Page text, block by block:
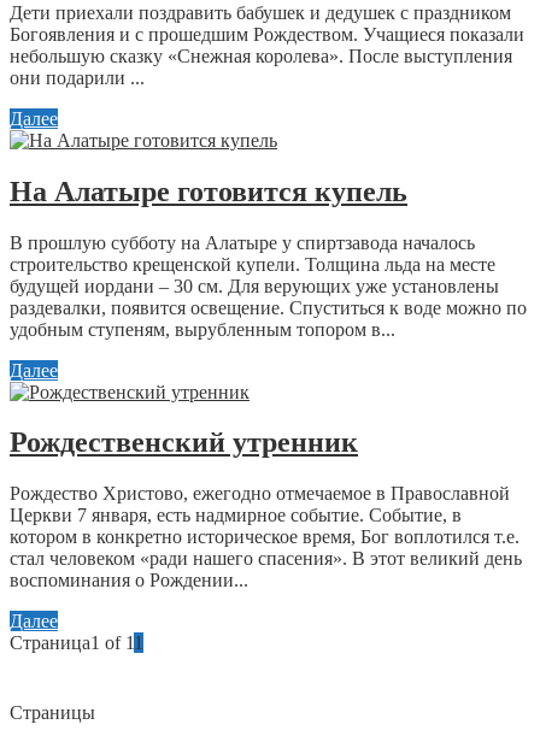
Дети приехали поздравить бабушек и дедушек с праздником
Богоявления и с прошедшим Рождеством. Учащиеся показали
небольшую сказку «Снежная королева». После выступления
они подарили ...
Далее
На Алатыре готовится купель
В прошлую субботу на Алатыре у спиртзавода началось
строительство крещенской купели. Толщина льда на месте
будущей иордани – 30 см. Для верующих уже установлены
раздевалки, появится освещение. Спуститься к воде можно по
удобным ступеням, вырубленным топором в...
Далее
Рождественский утренник
Рождество Христово, ежегодно отмечаемое в Православной
Церкви 7 января, есть надмирное событие. Событие, в
котором в конкретно историческое время, Бог воплотился т.е.
стал человеком «ради нашего спасения». В этот великий день
воспоминания о Рождении...
Далее
Страница1 of 11
Страницы